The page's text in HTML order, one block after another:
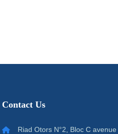
Contact Us
Riad Otors N°2, Bloc C avenue